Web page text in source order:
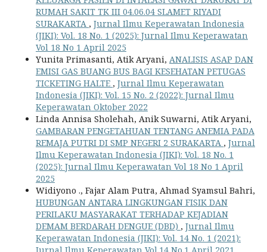
RUMAH SAKIT TK III 04.06.04 SLAMET RIYADI
SURAKARTA , Jurnal Ilmu Keperawatan Indonesia
(JIKI): Vol. 18 No. 1 (2025): Jurnal Ilmu Keperawatan
Vol 18 No 1 April 2025
Yunita Primasanti, Atik Aryani, ANALISIS ASAP DAN
EMISI GAS BUANG BUS BAGI KESEHATAN PETUGAS
TICKETING HALTE , Jurnal Ilmu Keperawatan
Indonesia (JIKI): Vol. 15 No. 2 (2022): Jurnal Ilmu
Keperawatan Oktober 2022
Linda Annisa Sholehah, Anik Suwarni, Atik Aryani,
GAMBARAN PENGETAHUAN TENTANG ANEMIA PADA
REMAJA PUTRI DI SMP NEGERI 2 SURAKARTA , Jurnal
Ilmu Keperawatan Indonesia (JIKI): Vol. 18 No. 1
(2025): Jurnal Ilmu Keperawatan Vol 18 No 1 April
2025
Widiyono ., Fajar Alam Putra, Ahmad Syamsul Bahri,
HUBUNGAN ANTARA LINGKUNGAN FISIK DAN
PERILAKU MASYARAKAT TERHADAP KEJADIAN
DEMAM BERDARAH DENGUE (DBD) , Jurnal Ilmu
Keperawatan Indonesia (JIKI): Vol. 14 No. 1 (2021):